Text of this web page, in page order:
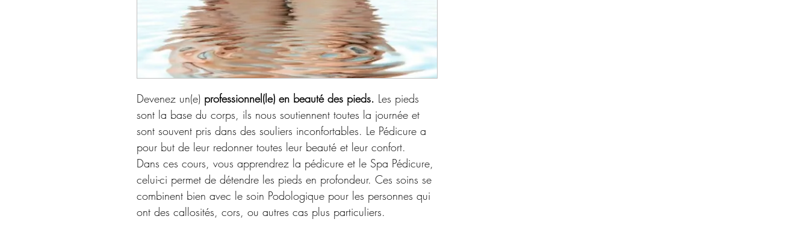
Devenez un(e) professionnel(le) en beauté des pieds. Les pieds
sont la base du corps, ils nous soutiennent toutes la journée et
sont souvent pris dans des souliers inconfortables. Le Pédicure a
pour but de leur redonner toutes leur beauté et leur confort.
Dans ces cours, vous apprendrez la pédicure et le Spa Pédicure,
celui-ci permet de détendre les pieds en profondeur. Ces soins se
combinent bien avec le soin Podologique pour les personnes qui
ont des callosités, cors, ou autres cas plus particuliers.